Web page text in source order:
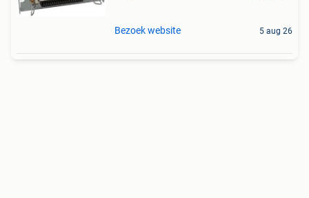
Bezoek website 5 aug 26